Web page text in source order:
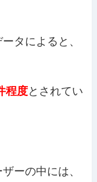
タによると、
程度とされてい
ーの中には、